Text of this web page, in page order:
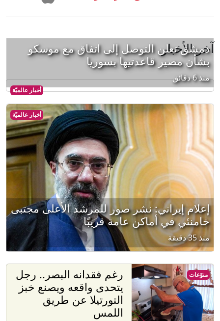
آخر الأخبار
أخبار عالميّة
دمشق تعلن التوصل إلى اتفاق مع موسكو
بشأن مصير قاعدتيها بسوريا
منذ 6 دقائق
أخبار عالميّة
إعلام إيراني: نشر صور للمرشد الأعلى مجتبى
خامنئي في أماكن عامة قريبًا
منذ 35 دقيقة
رغم فقدانه البصر.. رجل
يتحدى واقعه ويصنع خبز
التورتيلا عن طريق
اللمس
منوّعات